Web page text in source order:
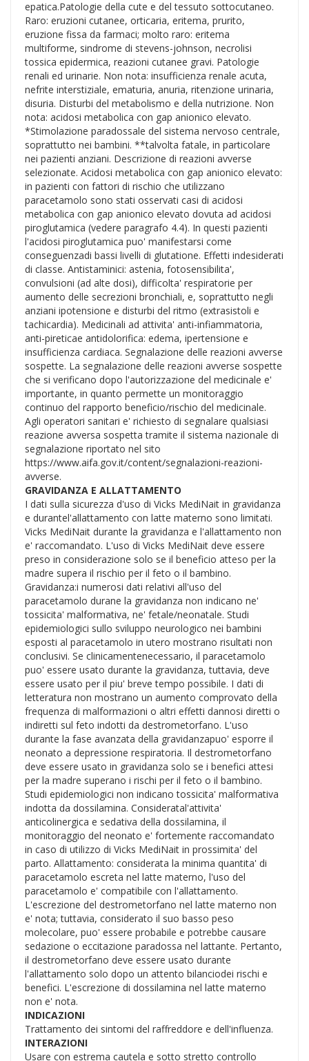
epatica.Patologie della cute e del tessuto sottocutaneo.
Raro: eruzioni cutanee, orticaria, eritema, prurito,
eruzione fissa da farmaci; molto raro: eritema
multiforme, sindrome di stevens-johnson, necrolisi
tossica epidermica, reazioni cutanee gravi. Patologie
renali ed urinarie. Non nota: insufficienza renale acuta,
nefrite interstiziale, ematuria, anuria, ritenzione urinaria,
disuria. Disturbi del metabolismo e della nutrizione. Non
nota: acidosi metabolica con gap anionico elevato.
*Stimolazione paradossale del sistema nervoso centrale,
soprattutto nei bambini. **talvolta fatale, in particolare
nei pazienti anziani. Descrizione di reazioni avverse
selezionate. Acidosi metabolica con gap anionico elevato:
in pazienti con fattori di rischio che utilizzano
paracetamolo sono stati osservati casi di acidosi
metabolica con gap anionico elevato dovuta ad acidosi
piroglutamica (vedere paragrafo 4.4). In questi pazienti
l'acidosi piroglutamica puo' manifestarsi come
conseguenzadi bassi livelli di glutatione. Effetti indesiderati
di classe. Antistaminici: astenia, fotosensibilita',
convulsioni (ad alte dosi), difficolta' respiratorie per
aumento delle secrezioni bronchiali, e, soprattutto negli
anziani ipotensione e disturbi del ritmo (extrasistoli e
tachicardia). Medicinali ad attivita' anti-infiammatoria,
anti-pireticae antidolorifica: edema, ipertensione e
insufficienza cardiaca. Segnalazione delle reazioni avverse
sospette. La segnalazione delle reazioni avverse sospette
che si verificano dopo l'autorizzazione del medicinale e'
importante, in quanto permette un monitoraggio
continuo del rapporto beneficio/rischio del medicinale.
Agli operatori sanitari e' richiesto di segnalare qualsiasi
reazione avversa sospetta tramite il sistema nazionale di
segnalazione riportato nel sito
https://www.aifa.gov.it/content/segnalazioni-reazioni-
avverse.
GRAVIDANZA E ALLATTAMENTO
I dati sulla sicurezza d'uso di Vicks MediNait in gravidanza
e durantel'allattamento con latte materno sono limitati.
Vicks MediNait durante la gravidanza e l'allattamento non
e' raccomandato. L'uso di Vicks MediNait deve essere
preso in considerazione solo se il beneficio atteso per la
madre supera il rischio per il feto o il bambino.
Gravidanza:i numerosi dati relativi all'uso del
paracetamolo durane la gravidanza non indicano ne'
tossicita' malformativa, ne' fetale/neonatale. Studi
epidemiologici sullo sviluppo neurologico nei bambini
esposti al paracetamolo in utero mostrano risultati non
conclusivi. Se clinicamentenecessario, il paracetamolo
puo' essere usato durante la gravidanza, tuttavia, deve
essere usato per il piu' breve tempo possibile. I dati di
letteratura non mostrano un aumento comprovato della
frequenza di malformazioni o altri effetti dannosi diretti o
indiretti sul feto indotti da destrometorfano. L'uso
durante la fase avanzata della gravidanzapuo' esporre il
neonato a depressione respiratoria. Il destrometorfano
deve essere usato in gravidanza solo se i benefici attesi
per la madre superano i rischi per il feto o il bambino.
Studi epidemiologici non indicano tossicita' malformativa
indotta da dossilamina. Consideratal'attivita'
anticolinergica e sedativa della dossilamina, il
monitoraggio del neonato e' fortemente raccomandato
in caso di utilizzo di Vicks MediNait in prossimita' del
parto. Allattamento: considerata la minima quantita' di
paracetamolo escreta nel latte materno, l'uso del
paracetamolo e' compatibile con l'allattamento.
L'escrezione del destrometorfano nel latte materno non
e' nota; tuttavia, considerato il suo basso peso
molecolare, puo' essere probabile e potrebbe causare
sedazione o eccitazione paradossa nel lattante. Pertanto,
il destrometorfano deve essere usato durante
l'allattamento solo dopo un attento bilanciodei rischi e
benefici. L'escrezione di dossilamina nel latte materno
non e' nota.
INDICAZIONI
Trattamento dei sintomi del raffreddore e dell'influenza.
INTERAZIONI
Usare con estrema cautela e sotto stretto controllo